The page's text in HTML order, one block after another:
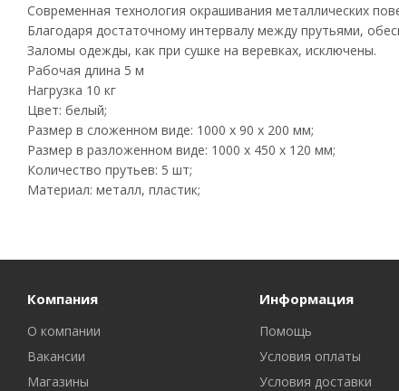
Современная технология окрашивания металлических
Благодаря достаточному интервалу между прутьями,
Заломы одежды, как при сушке на веревках, исключены.
Рабочая длина 5 м
Нагрузка 10 кг
Цвет: белый;
Размер в сложенном виде: 1000 x 90 x 200 мм;
Размер в разложенном виде: 1000 x 450 x 120 мм;
Количество прутьев: 5 шт;
Материал: металл, пластик;
Компания
О компании
Вакансии
Магазины
Информация
Помощь
Условия оплаты
Условия доставки